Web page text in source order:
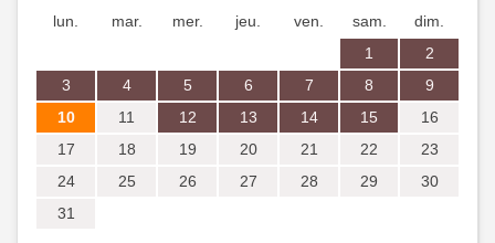
lun.
mar. mer. jeu. ven. sam.
dim.
1
2
3
4 5 6 7 8
9
10
11 12 13 14 15
16
17
18 19 20 21 22
23
24
25 26 27 28 29
30
31